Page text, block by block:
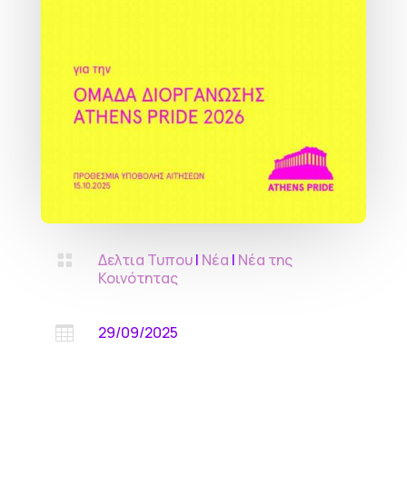
 Δελτια Τυπου| Νέα | Νέα της
Κοινότητας
 29/09/2025